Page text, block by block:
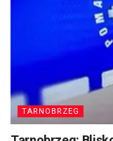
TARNOBRZEG